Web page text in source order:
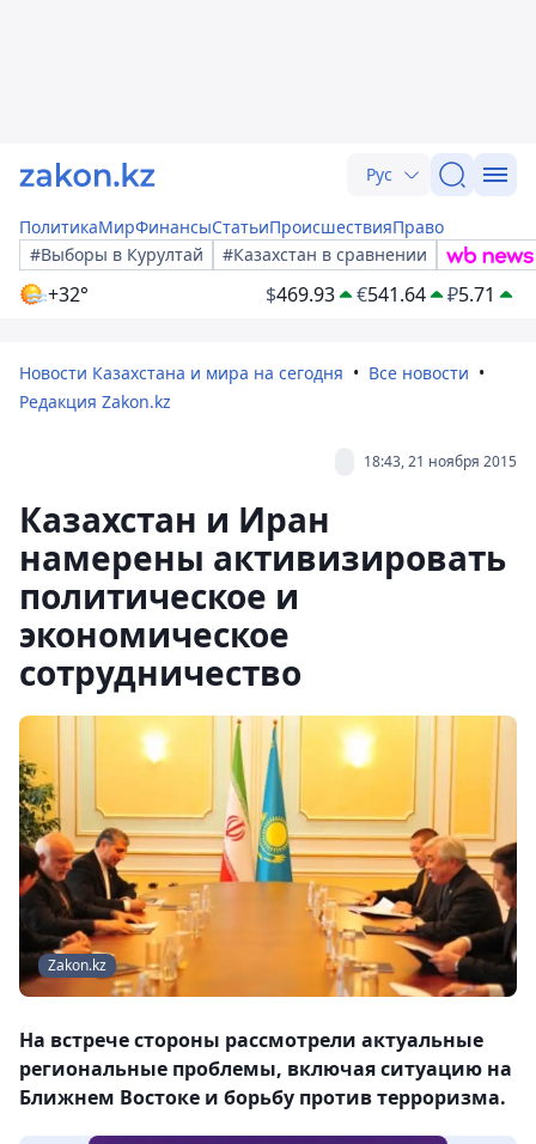
Рус
ПолитикаМирФинансыСтатьиПроисшествияПраво
#Выборы в Курултай
#Казахстан в сравнении
+32° $469.93 €541.64 ₽5.71
Новости Казахстана и мира на сегодня
Все новости
Редакция Zakon.kz
18:43, 21 ноября 2015
Казахстан и Иран
намерены активизировать
политическое и
экономическое
сотрудничество
Zakon.kz
На встрече стороны рассмотрели актуальные
региональные проблемы, включая ситуацию на
Ближнем Востоке и борьбу против терроризма.